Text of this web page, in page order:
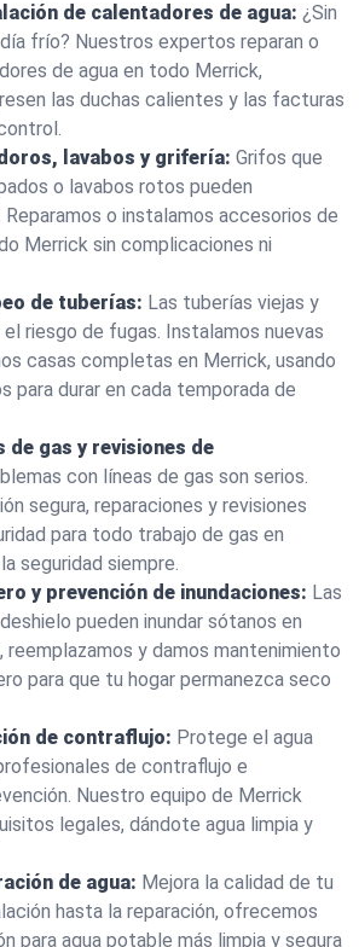
de calentadores de agua: ¿Sin
frío? Nuestros expertos reparan o
de agua en todo Merrick,
las duchas calientes y las facturas
lavabos y grifería: Grifos que
o lavabos rotos pueden
o instalamos accesorios de
Merrick sin complicaciones ni
de tuberías: Las tuberías viejas y
riesgo de fugas. Instalamos nuevas
casas completas en Merrick, usando
para durar en cada temporada de
de gas y revisiones de
con líneas de gas son serios.
segura, reparaciones y revisiones
para todo trabajo de gas en
seguridad siempre.
y prevención de inundaciones: Las
pueden inundar sótanos en
reemplazamos y damos mantenimiento
para que tu hogar permanezca seco
de contraflujo: Protege el agua
de contraflujo e
Nuestro equipo de Merrick
legales, dándote agua limpia y
de agua: Mejora la calidad de tu
hasta la reparación, ofrecemos
para agua potable más limpia y segura